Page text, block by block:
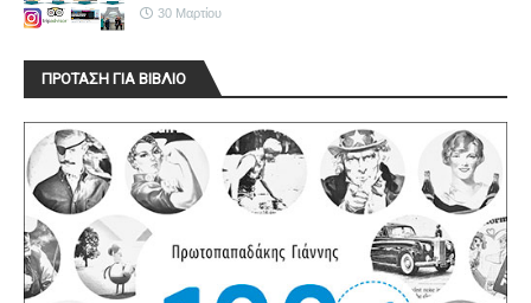
30 Μαρτίου
ΠΡΟΤΑΣΗ ΓΙΑ ΒΙΒΛΙΟ